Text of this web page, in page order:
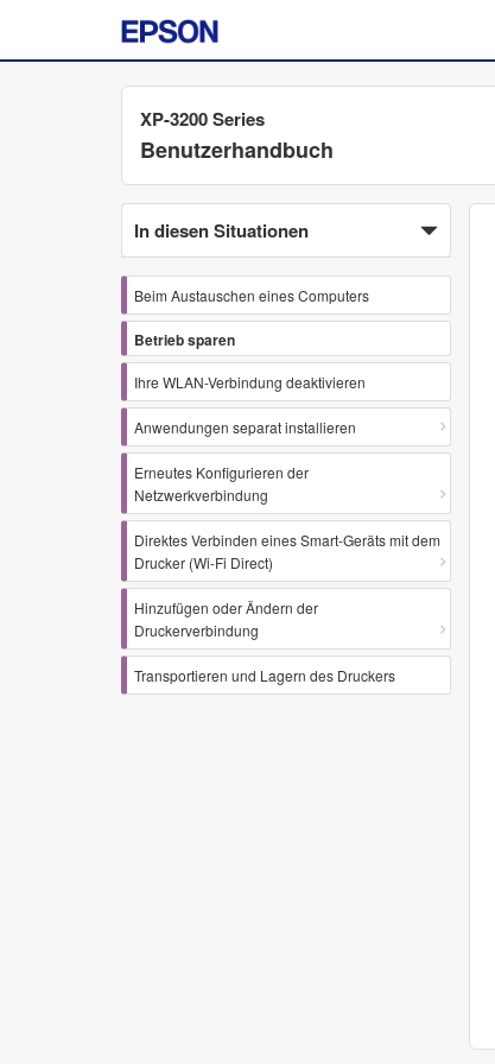
XP-3200 Series
Benutzerhandbuch
In diesen Situationen
Beim Austauschen eines Computers
Betrieb sparen
Ihre WLAN-Verbindung deaktivieren
Anwendungen separat installieren
Erneutes Konfigurieren der
Netzwerkverbindung
Direktes Verbinden eines Smart-Geräts mit dem
Drucker (Wi-Fi Direct)
Hinzufügen oder Ändern der
Druckerverbindung
Transportieren und Lagern des Druckers